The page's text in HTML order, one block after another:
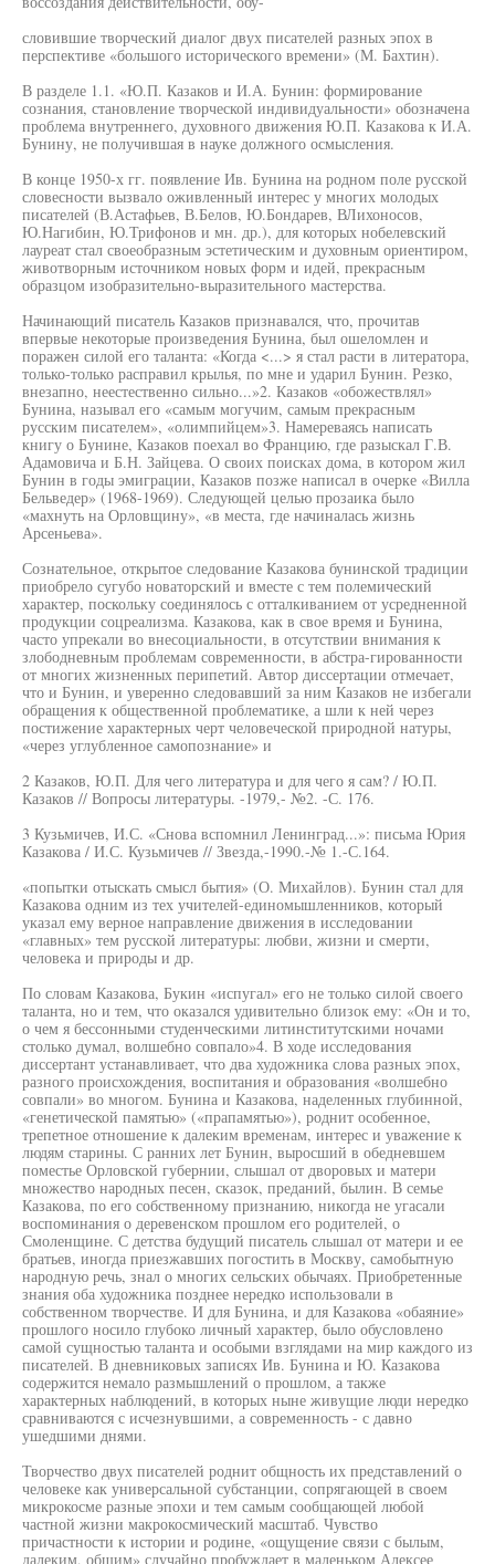
словившие творческий диалог двух писателей разных эпох в
перспективе «большого исторического времени» (М. Бахтин).
В разделе 1.1. «Ю.П. Казаков и И.А. Бунин: формирование
сознания, становление творческой индивидуальности» обозначена
проблема внутреннего, духовного движения Ю.П. Казакова к И.А.
Бунину, не получившая в науке должного осмысления.
В конце 1950-х гг. появление Ив. Бунина на родном поле русской
словесности вызвало оживленный интерес у многих молодых
писателей (В.Астафьев, В.Белов, Ю.Бондарев, ВЛихоносов,
Ю.Нагибин, Ю.Трифонов и мн. др.), для которых нобелевский
лауреат стал своеобразным эстетическим и духовным ориентиром,
животворным источником новых форм и идей, прекрасным
образцом изобразительно-выразительного мастерства.
Начинающий писатель Казаков признавался, что, прочитав
впервые некоторые произведения Бунина, был ошеломлен и
поражен силой его таланта: «Когда <...> я стал расти в литератора,
только-только расправил крылья, по мне и ударил Бунин. Резко,
внезапно, неестественно сильно...»2. Казаков «обожествлял»
Бунина, называл его «самым могучим, самым прекрасным
русским писателем», «олимпийцем»3. Намереваясь написать
книгу о Бунине, Казаков поехал во Францию, где разыскал Г.В.
Адамовича и Б.Н. Зайцева. О своих поисках дома, в котором жил
Бунин в годы эмиграции, Казаков позже написал в очерке «Вилла
Бельведер» (1968-1969). Следующей целью прозаика было
«махнуть на Орловщину», «в места, где начиналась жизнь
Арсеньева».
Сознательное, открытое следование Казакова бунинской традиции
приобрело сугубо новаторский и вместе с тем полемический
характер, поскольку соединялось с отталкиванием от усредненной
продукции соцреализма. Казакова, как в свое время и Бунина,
часто упрекали во внесоциальности, в отсутствии внимания к
злободневным проблемам современности, в абстра-гированности
от многих жизненных перипетий. Автор диссертации отмечает,
что и Бунин, и уверенно следовавший за ним Казаков не избегали
обращения к общественной проблематике, а шли к ней через
постижение характерных черт человеческой природной натуры,
«через углубленное самопознание» и
2 Казаков, Ю.П. Для чего литература и для чего я сам? / Ю.П.
Казаков // Вопросы литературы. -1979,- №2. -С. 176.
3 Кузьмичев, И.С. «Снова вспомнил Ленинград...»: письма Юрия
Казакова / И.С. Кузьмичев // Звезда,-1990.-№ 1.-С.164.
«попытки отыскать смысл бытия» (О. Михайлов). Бунин стал для
Казакова одним из тех учителей-единомышленников, который
указал ему верное направление движения в исследовании
«главных» тем русской литературы: любви, жизни и смерти,
человека и природы и др.
По словам Казакова, Букин «испугал» его не только силой своего
таланта, но и тем, что оказался удивительно близок ему: «Он и то,
о чем я бессонными студенческими литинститутскими ночами
столько думал, волшебно совпало»4. В ходе исследования
диссертант устанавливает, что два художника слова разных эпох,
разного происхождения, воспитания и образования «волшебно
совпали» во многом. Бунина и Казакова, наделенных глубинной,
«генетической памятью» («прапамятью»), роднит особенное,
трепетное отношение к далеким временам, интерес и уважение к
людям старины. С ранних лет Бунин, выросший в обедневшем
поместье Орловской губернии, слышал от дворовых и матери
множество народных песен, сказок, преданий, былин. В семье
Казакова, по его собственному признанию, никогда не угасали
воспоминания о деревенском прошлом его родителей, о
Смоленщине. С детства будущий писатель слышал от матери и ее
братьев, иногда приезжавших погостить в Москву, самобытную
народную речь, знал о многих сельских обычаях. Приобретенные
знания оба художника позднее нередко использовали в
собственном творчестве. И для Бунина, и для Казакова «обаяние»
прошлого носило глубоко личный характер, было обусловлено
самой сущностью таланта и особыми взглядами на мир каждого из
писателей. В дневниковых записях Ив. Бунина и Ю. Казакова
содержится немало размышлений о прошлом, а также
характерных наблюдений, в которых ныне живущие люди нередко
сравниваются с исчезнувшими, а современность - с давно
ушедшими днями.
Творчество двух писателей роднит общность их представлений о
человеке как универсальной субстанции, сопрягающей в своем
микрокосме разные эпохи и тем самым сообщающей любой
частной жизни макрокосмический масштаб. Чувство
причастности к истории и родине, «ощущение связи с былым,
далеким, общим» случайно пробуждает в маленьком Алексее